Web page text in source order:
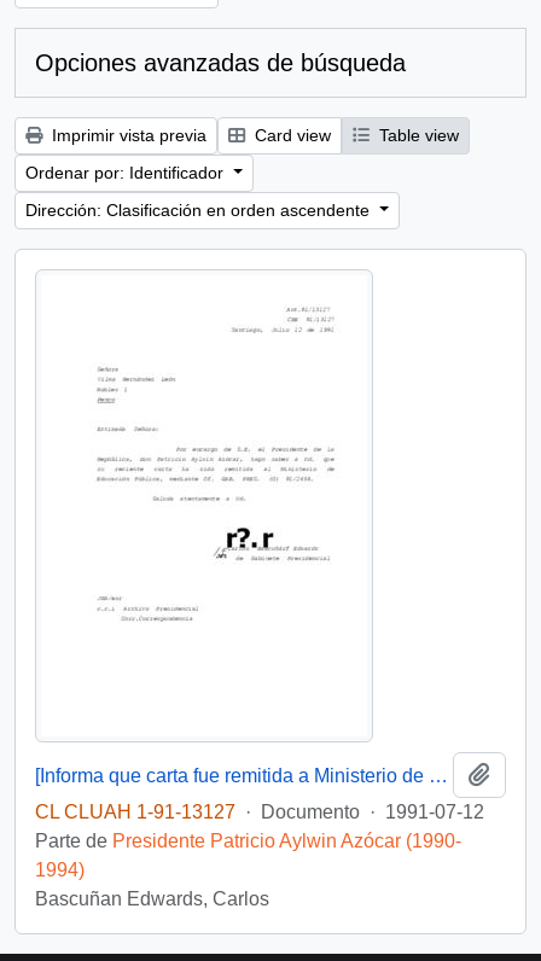
Opciones avanzadas de búsqueda
Imprimir vista previa Card view
Table view
Ordenar por: Identificador
Dirección: Clasificación en orden ascendente
[Informa que carta fue remitida a Ministerio de Educación Pública, mediante Of. GAB. PRES. (0) 91/2438]
CL CLUAH 1-91-13127 · Documento · 1991-07-12
Parte de Presidente Patricio Aylwin Azócar (1990-
1994)
Bascuñan Edwards, Carlos